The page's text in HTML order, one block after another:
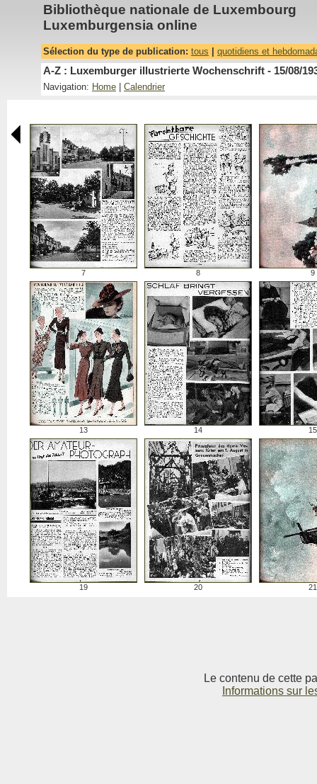
Bibliothèque nationale de Luxembourg
Luxemburgensia online
Sélection du type de publication: tous quotidiens et
A-Z : Luxemburger illustrierte Wochenschrift - 15/08/
Navigation: Home Calendrier
7 8 9
13 14 15
19 20 21
Le contenu de cette
Informations sur